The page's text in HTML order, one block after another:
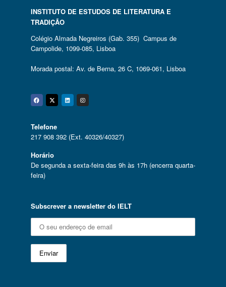
INSTITUTO DE ESTUDOS DE LITERATURA E
TRADIÇÃO
Colégio Almada Negreiros (Gab. 355) Campus de
Campolide, 1099-085, Lisboa
Morada postal: Av. de Berna, 26 C, 1069-061, Lisboa
Facebook
Twitter
Linkedin
Instagram
Telefone
217 908 392 (Ext. 40326/40327)
Horário
De segunda a sexta-feira das 9h às 17h (encerra quarta-
feira)
Subscrever a newsletter do IELT